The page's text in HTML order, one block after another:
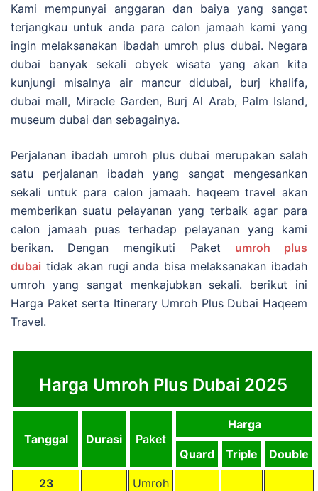
Kami mempunyai anggaran dan baiya yang sangat
terjangkau untuk anda para calon jamaah kami yang
ingin melaksanakan ibadah umroh plus dubai. Negara
dubai banyak sekali obyek wisata yang akan kita
kunjungi misalnya air mancur didubai, burj khalifa,
dubai mall, Miracle Garden, Burj Al Arab, Palm Island,
museum dubai dan sebagainya.
Perjalanan ibadah umroh plus dubai merupakan salah
satu perjalanan ibadah yang sangat mengesankan
sekali untuk para calon jamaah. haqeem travel akan
memberikan suatu pelayanan yang terbaik agar para
calon jamaah puas terhadap pelayanan yang kami
berikan. Dengan mengikuti Paket umroh plus
dubai tidak akan rugi anda bisa melaksanakan ibadah
umroh yang sangat menkajubkan sekali. berikut ini
Harga Paket serta Itinerary Umroh Plus Dubai Haqeem
Travel.
Harga Umroh Plus Dubai 2025
Tanggal Durasi Paket
Harga
Quard Triple Double
23
Umroh